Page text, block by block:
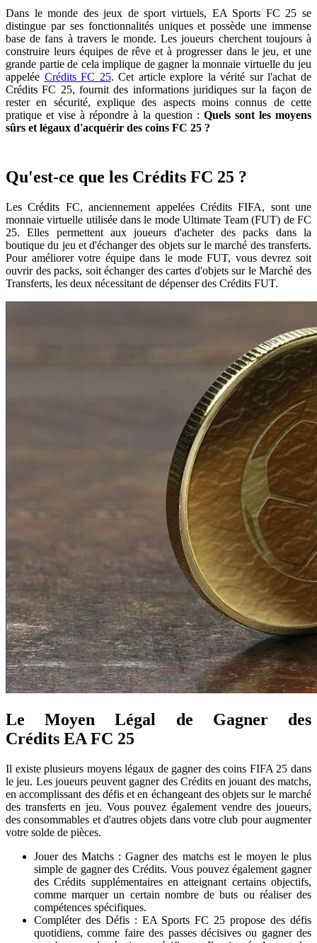
Dans le monde des jeux de sport virtuels, EA Sports FC 25 se
distingue par ses fonctionnalités uniques et possède une immense
base de fans à travers le monde. Les joueurs cherchent toujours à
construire leurs équipes de rêve et à progresser dans le jeu, et une
grande partie de cela implique de gagner la monnaie virtuelle du jeu
appelée Crédits FC 25. Cet article explore la vérité sur l'achat de
Crédits FC 25, fournit des informations juridiques sur la façon de
rester en sécurité, explique des aspects moins connus de cette
pratique et vise à répondre à la question : Quels sont les moyens
sûrs et légaux d'acquérir des coins FC 25 ?
Qu'est-ce que les Crédits FC 25 ?
Les Crédits FC, anciennement appelées Crédits FIFA, sont une
monnaie virtuelle utilisée dans le mode Ultimate Team (FUT) de FC
25. Elles permettent aux joueurs d'acheter des packs dans la
boutique du jeu et d'échanger des objets sur le marché des transferts.
Pour améliorer votre équipe dans le mode FUT, vous devrez soit
ouvrir des packs, soit échanger des cartes d'objets sur le Marché des
Transferts, les deux nécessitant de dépenser des Crédits FUT.
Le Moyen Légal de Gagner des
Crédits EA FC 25
Il existe plusieurs moyens légaux de gagner des coins FIFA 25 dans
le jeu. Les joueurs peuvent gagner des Crédits en jouant des matchs,
en accomplissant des défis et en échangeant des objets sur le marché
des transferts en jeu. Vous pouvez également vendre des joueurs,
des consommables et d'autres objets dans votre club pour augmenter
votre solde de pièces.
Jouer des Matchs : Gagner des matchs est le moyen le plus
simple de gagner des Crédits. Vous pouvez également gagner
des Crédits supplémentaires en atteignant certains objectifs,
comme marquer un certain nombre de buts ou réaliser des
compétences spécifiques.
Compléter des Défis : EA Sports FC 25 propose des défis
quotidiens, comme faire des passes décisives ou gagner des